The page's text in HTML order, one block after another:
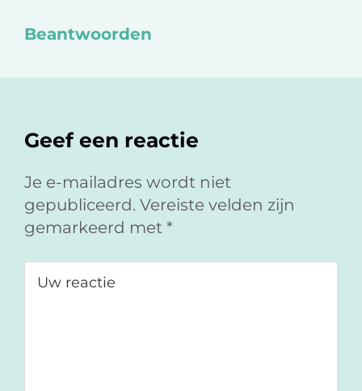
Beantwoorden
Geef een reactie
Je e-mailadres wordt niet
gepubliceerd. Vereiste velden zijn
gemarkeerd met *